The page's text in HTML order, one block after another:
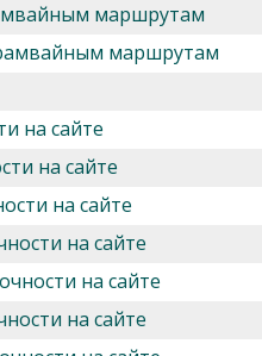
маршрутам
маршрутам
на сайте
на сайте
на сайте
на сайте
на сайте
на сайте